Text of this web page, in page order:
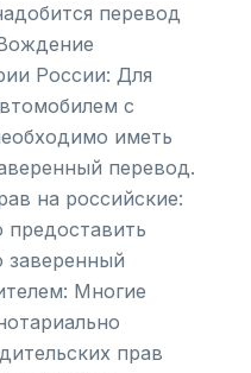
перевод
России: Для
с
иметь
перевод.
на российские:
заверенный
Многие
прав